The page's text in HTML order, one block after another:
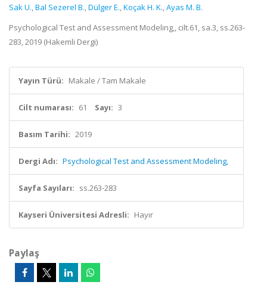
Sak U.,Bal Sezerel B.,Dülger E.,Koçak H. K.,Ayas M. B.
Psychological Test and Assessment Modeling,, cilt.61, sa.3, ss.263-
283, 2019 (Hakemli Dergi)
Yayın Türü: Makale / Tam Makale
Cilt numarası: 61 Sayı: 3
Basım Tarihi: 2019
Dergi Adı: Psychological Test and Assessment Modeling,
Sayfa Sayıları: ss.263-283
Kayseri Üniversitesi Adresli: Hayır
Paylaş